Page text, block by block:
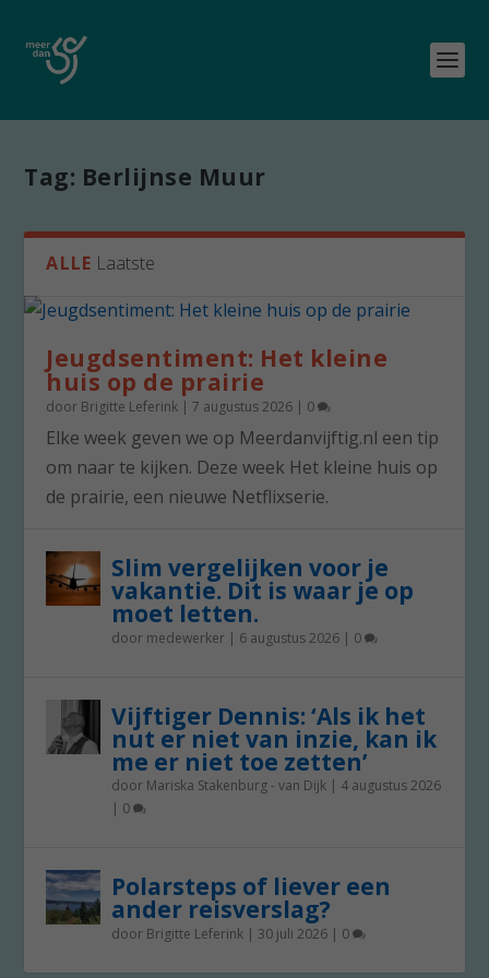
Tag: Berlijnse Muur
ALLE Laatste
Jeugdsentiment: Het kleine
huis op de prairie
door Brigitte Leferink |7 augustus 2026 | 0
Elke week geven we op Meerdanvijftig.nl een tip
om naar te kijken. Deze week Het kleine huis op
de prairie, een nieuwe Netflixserie.
Slim vergelijken voor je
vakantie. Dit is waar je op
moet letten.
door medewerker | 6 augustus 2026 | 0
Vijftiger Dennis: ‘Als ik het
nut er niet van inzie, kan ik
me er niet toe zetten’
door Mariska Stakenburg - van Dijk | 4 augustus 2026
| 0
Polarsteps of liever een
ander reisverslag?
door Brigitte Leferink | 30 juli 2026 | 0